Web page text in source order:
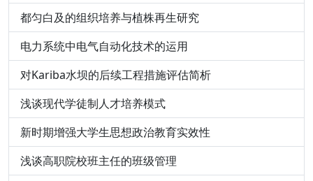
都匀白及的组织培养与植株再生研究
电力系统中电气自动化技术的运用
对Kariba水坝的后续工程措施评估简析
浅谈现代学徒制人才培养模式
新时期增强大学生思想政治教育实效性
浅谈高职院校班主任的班级管理